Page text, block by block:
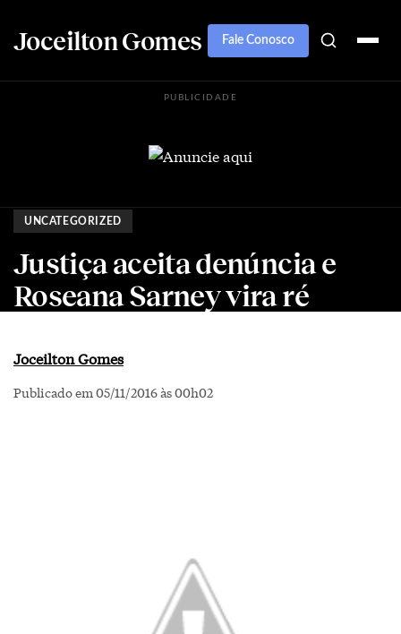
Joceilton Gomes Fale Conosco
PUBLICIDADE
UNCATEGORIZED
Justiça aceita denúncia e
Roseana Sarney vira ré
Joceilton Gomes
Publicado em 05/11/2016 às 00h02